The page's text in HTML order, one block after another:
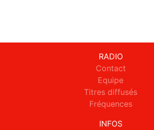
RADIO
Contact
Equipe
Titres diffusés
Fréquences
INFOS